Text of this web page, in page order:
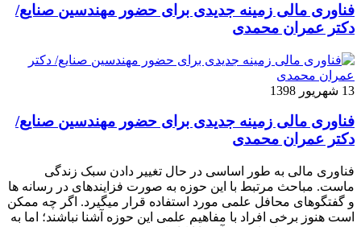
فناوری مالی زمینه جدیدی برای حضور مهندسین صنایع/
دکتر عمران محمدی
13 شهریور 1398
فناوری مالی زمینه جدیدی برای حضور مهندسین صنایع/
دکتر عمران محمدی
فناوری مالی به طور اساسی در حال تغییر دادن سبک زندگی
ماست. مباحث مرتبط با این حوزه به صورت فزاینده­ای در رسانه­ ها
و گفتگوهای محافل علمی مورد استفاده قرار می­گیرد. اگر چه ممکن
است هنوز برخی افراد با مفاهیم علمی این حوزه آشنا نباشند؛ اما به